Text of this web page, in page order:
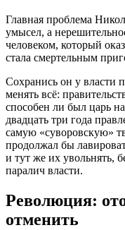
Главная проблема
умысел, а
человеком, который
стала смертельным
Сохранись он у власти
менять всё:
способен ли был царь
двадцать три года
самую «суворовскую»
продолжал бы
и тут же их увольнять,
паралич власти.
Революция:
отменить